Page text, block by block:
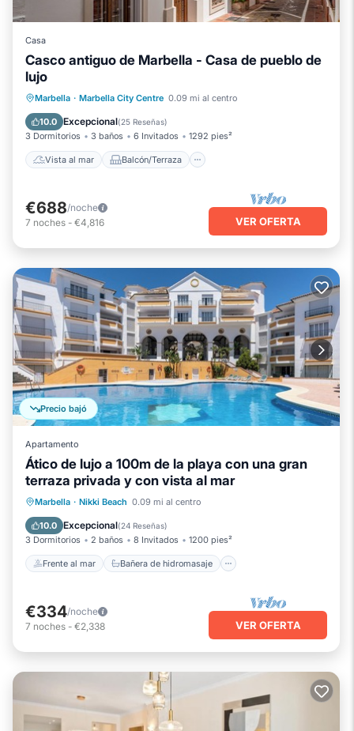
Casa
Casco antiguo de Marbella - Casa de pueblo de
lujo
Marbella · Marbella City Centre 0.09 mi al centro
10.0 Excepcional(25 Reseñas)
3 Dormitorios 3 baños 6 Invitados 1292 pies²
Vista al mar Balcón/Terraza
Vista al mar
Balcón/Terraza
Vistas
Cocina
€688/noche
7 noches - €4,816 VER OFERTA
Precio bajó
Apartamento
Ático de lujo a 100m de la playa con una gran
terraza privada y con vista al mar
Marbella · Nikki Beach 0.09 mi al centro
10.0 Excepcional(24 Reseñas)
3 Dormitorios 2 baños 8 Invitados 1200 pies²
Frente al mar Bañera de hidromasaje
Frente al mar
Bañera de hidromasaje
Aparcamiento
€334/noche
7 noches - €2,338 VER OFERTA